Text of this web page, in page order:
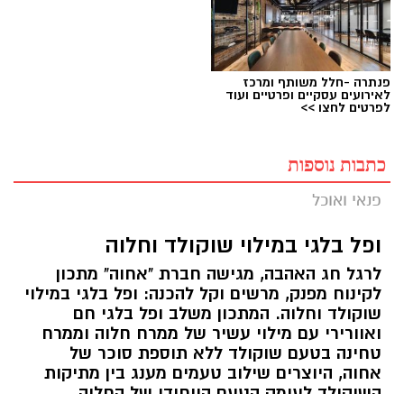
פנתרה -חלל משותף ומרכז
לאירועים עסקיים ופרטיים ועוד
לפרטים לחצו >>
כתבות נוספות
פנאי ואוכל
ופל בלגי במילוי שוקולד וחלוה
לרגל חג האהבה, מגישה חברת "אחוה" מתכון
לקינוח מפנק, מרשים וקל להכנה: ופל בלגי במילוי
שוקולד וחלוה. המתכון משלב ופל בלגי חם
ואוורירי עם מילוי עשיר של ממרח חלוה וממרח
טחינה בטעם שוקולד ללא תוספת סוכר של
אחוה, היוצרים שילוב טעמים מענג בין מתיקות